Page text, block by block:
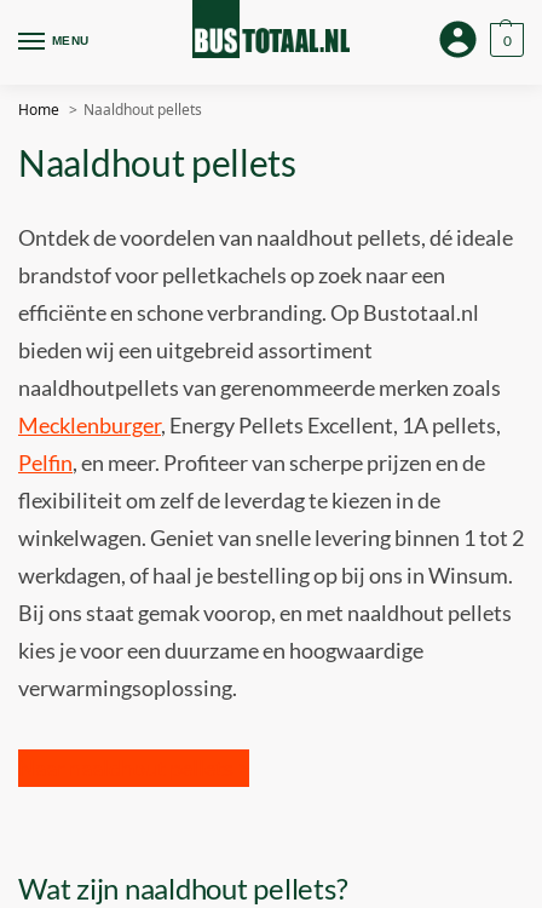
MENU 0
Home Naaldhout pellets
Naaldhout pellets
Ontdek de voordelen van naaldhout pellets, dé ideale
brandstof voor pelletkachels op zoek naar een
efficiënte en schone verbranding. Op Bustotaal.nl
bieden wij een uitgebreid assortiment
naaldhoutpellets van gerenommeerde merken zoals
Mecklenburger, Energy Pellets Excellent, 1A pellets,
Pelfin, en meer. Profiteer van scherpe prijzen en de
flexibiliteit om zelf de leverdag te kiezen in de
winkelwagen. Geniet van snelle levering binnen 1 tot 2
werkdagen, of haal je bestelling op bij ons in Winsum.
Bij ons staat gemak voorop, en met naaldhout pellets
kies je voor een duurzame en hoogwaardige
verwarmingsoplossing.
Wat zijn naaldhout pellets?